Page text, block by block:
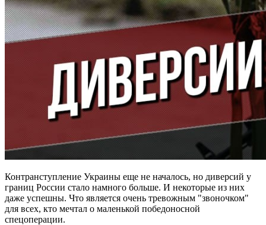
Контранступление Украины еще не началось, но диверсий у
границ России стало намного больше. И некоторые из них
даже успешны. Что является очень тревожным "звоночком"
для всех, кто мечтал о маленькой победоносной
спецоперации.